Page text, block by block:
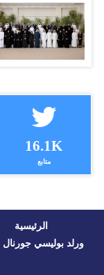
16.1K
متابع
الرئيسية
ورلد بوليسي جورنال